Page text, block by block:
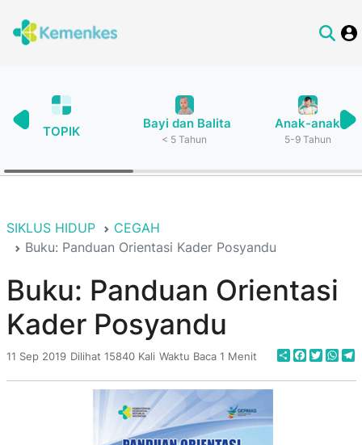
TOPIK
Bayi dan Balita
< 5 Tahun
Anak-anak
5-9 Tahun
SIKLUS HIDUP
CEGAH
Buku: Panduan Orientasi Kader Posyandu
Buku: Panduan Orientasi
Kader Posyandu
11 Sep 2019 Dilihat 15840 Kali Waktu Baca 1 Menit Share